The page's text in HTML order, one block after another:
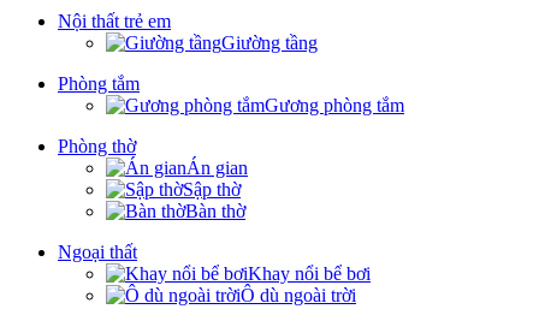
Nội thất trẻ em
Giường tầng
Phòng tắm
Gương phòng tắm
Phòng thờ
Án gian
Sập thờ
Bàn thờ
Ngoại thất
Khay nổi bể bơi
Ô dù ngoài trời